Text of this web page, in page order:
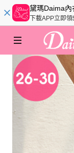
黛瑪Daima內
下載APP立即